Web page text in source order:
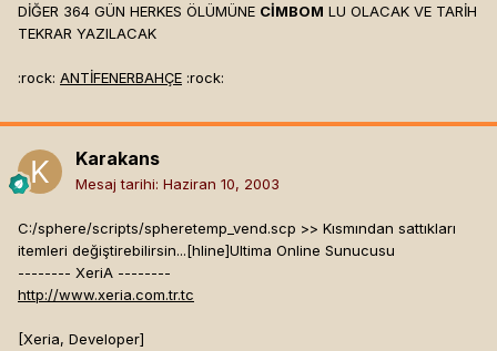
DİĞER 364 GÜN HERKES ÖLÜMÜNE CİMBOM LU OLACAK VE TARİH
TEKRAR YAZILACAK
:rock: ANTİFENERBAHÇE :rock:
Karakans
Mesaj tarihi: Haziran 10, 2003
C:/sphere/scripts/spheretemp_vend.scp >> Kısmından sattıkları
itemleri değiştirebilirsin...[hline]Ultima Online Sunucusu
-------- XeriA --------
http://www.xeria.com.tr.tc
[Xeria, Developer]